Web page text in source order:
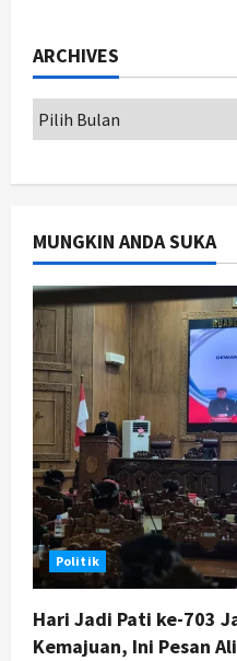
Jogja
pada
3
Dorong
Roda di
Agustus
4
Politik
Cagar
Segera
Agustus
Nasional
BRIN
Mulai
Rakyat
ARCHIVES
MUNGKIN ANDA SUKA
Politik
Hari Jadi Pati ke-703
Kemajuan, Ini Pesan